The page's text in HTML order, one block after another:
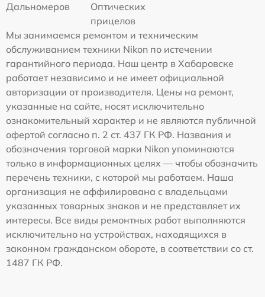
Дальномеров
Оптических
прицелов
Мы занимаемся ремонтом и техническим
обслуживанием техники Nikon по истечении
гарантийного периода. Наш центр в Хабаровске
работает независимо и не имеет официальной
авторизации от производителя. Цены на ремонт,
указанные на сайте, носят исключительно
ознакомительный характер и не являются публичной
офертой согласно п. 2 ст. 437 ГК РФ. Названия и
обозначения торговой марки Nikon упоминаются
только в информационных целях — чтобы обозначить
перечень техники, с которой мы работаем. Наша
организация не аффилирована с владельцами
указанных товарных знаков и не представляет их
интересы. Все виды ремонтных работ выполняются
исключительно на устройствах, находящихся в
законном гражданском обороте, в соответствии со ст.
1487 ГК РФ.